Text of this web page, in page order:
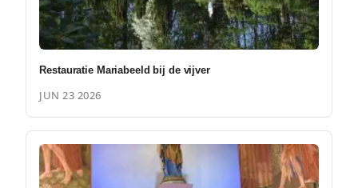
Restauratie Mariabeeld bij de vijver
JUN 23 2026